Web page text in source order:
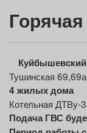
Товары
ТВ программа
Г
Тушинская
4 жилыхдома
Котельная ДТВу-
Подача ГВС